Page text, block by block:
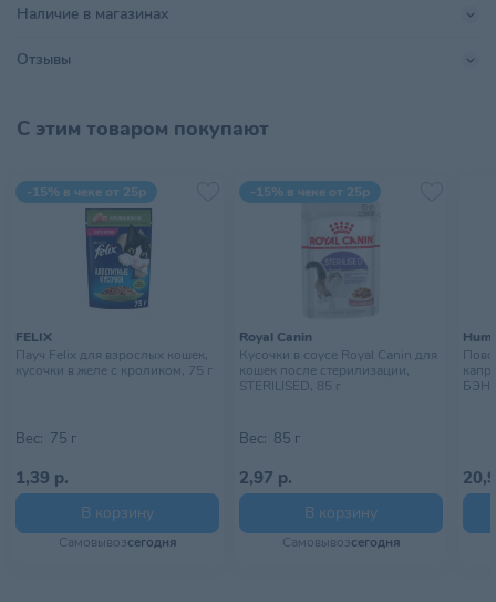
Тип питомца
Наличие в магазинах
Отзывы
С этим товаром покупают
-15% в чеке от 25р
FELIX
Пауч Felix для взрослых кошек,
кусочки в желе с кроликом, 75 г
Вес: 75 г
1,39 р.
В корзину
Самовывозсегодня
-15% в чеке от 25р
Royal Canin
Кусочки в соусе Royal Canin для
кошек после стерилизации,
STERILISED, 85 г
Вес: 85 г
2,97 р.
В корзину
Самовывозсегодня